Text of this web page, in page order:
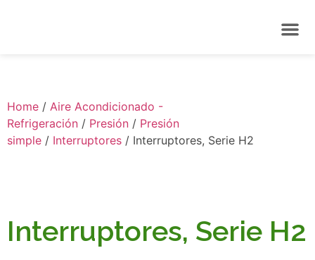
Home / Aire Acondicionado -
Refrigeración / Presión / Presión
simple / Interruptores / Interruptores, Serie H2
Interruptores, Serie H2